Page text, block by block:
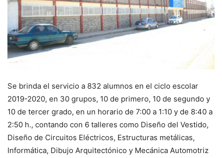
Se brinda el servicio a 832 alumnos en el ciclo escolar
2019-2020, en 30 grupos, 10 de primero, 10 de segundo y
10 de tercer grado, en un horario de 7:00 a 1:10 y de 8:40 a
2:50 h., contando con 6 talleres como Diseño del Vestido,
Diseño de Circuitos Eléctricos, Estructuras metálicas,
Informática, Dibujo Arquitectónico y Mecánica Automotriz